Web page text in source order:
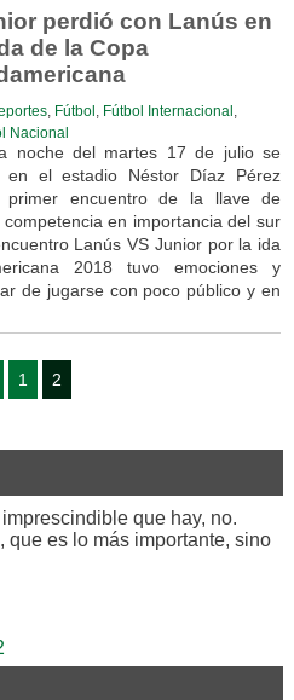
perdió con Lanús en
de la Copa
, Fútbol Fútbol Internacional
Nacional
noche del martes 17 de julio se
en el estadio Néstor Díaz Pérez
primer encuentro de la llave de
en importancia del sur
Lanús VS Junior por la ida
2018 tuvo emociones y
de jugarse con poco público y en
1 2
que hay, no.
que es lo más importante, sino